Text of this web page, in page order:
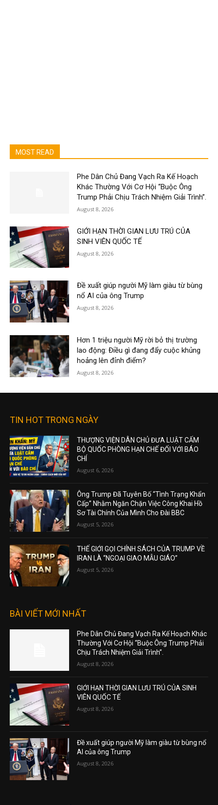
MOST READ
Phe Dân Chủ Đang Vạch Ra Kế Hoạch
Khác Thường Với Cơ Hội “Buộc Ông
Trump Phải Chịu Trách Nhiệm Giải Trình”.
August 8, 2026
GIỚI HẠN THỜI GIAN LƯU TRÚ CỦA
SINH VIÊN QUỐC TẾ
August 8, 2026
Đề xuất giúp người Mỹ làm giàu từ bùng
nổ AI của ông Trump
August 8, 2026
Hơn 1 triệu người Mỹ rời bỏ thị trường
lao động: Điều gì đang đẩy cuộc khủng
hoảng lên đỉnh điểm?
August 8, 2026
TIN HOT TRONG NGÀY
THƯỢNG VIỆN DÂN CHỦ ĐƯA LUẬT CẤM
BỘ QUỐC PHÒNG HẠN CHẾ ĐỐI VỚI BÁO
CHÍ
August 6, 2026
Ông Trump Đã Tuyên Bố “Tình Trạng Khẩn
Cấp” Nhằm Ngăn Chặn Việc Công Khai Hồ
Sơ Tài Chính Của Mình Cho Đài BBC
August 5, 2026
THẾ GIỚI GỌI CHÍNH SÁCH CỦA TRUMP VỀ
IRAN LÀ “NGOẠI GIAO MẪU GIÁO”
August 5, 2026
BÀI VIẾT MỚI NHẤT
Phe Dân Chủ Đang Vạch Ra Kế Hoạch Khác
Thường Với Cơ Hội “Buộc Ông Trump Phải
Chịu Trách Nhiệm Giải Trình”.
August 8, 2026
GIỚI HẠN THỜI GIAN LƯU TRÚ CỦA SINH
VIÊN QUỐC TẾ
August 8, 2026
Đề xuất giúp người Mỹ làm giàu từ bùng nổ
AI của ông Trump
August 8, 2026